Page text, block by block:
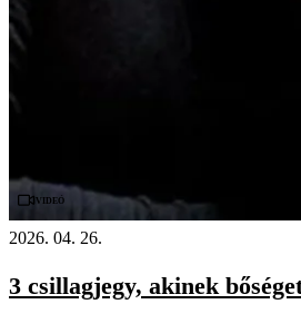
Videó
2026. 04. 26.
3 csillagjegy, akinek